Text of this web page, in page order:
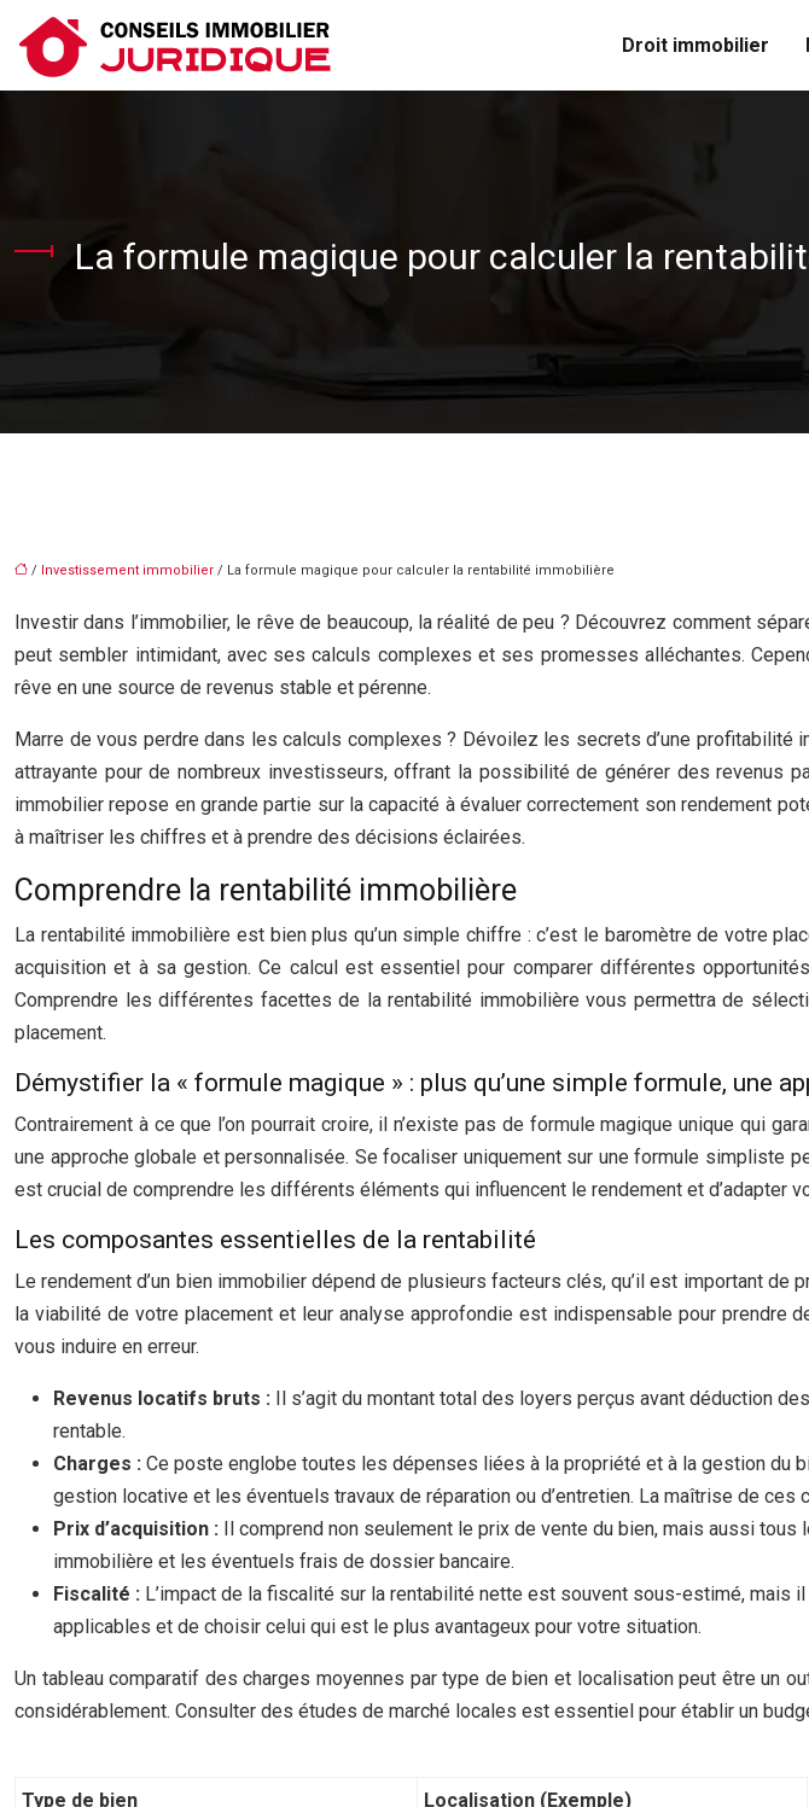
Droit immobilier
La formule magique pour calculer la
/ Investissement immobilier / La formule magique pour calculer la rentabilité immobilière
Investir dans l’immobilier, le rêve de beaucoup, la réalité de peu ? Découvrez comment
peut sembler intimidant, avec ses calculs complexes et ses promesses alléchantes.
rêve en une source de revenus stable et pérenne.
Marre de vous perdre dans les calculs complexes ? Dévoilez les secrets d’une
attrayante pour de nombreux investisseurs, offrant la possibilité de générer des revenus
immobilier repose en grande partie sur la capacité à évaluer correctement son rendement
à maîtriser les chiffres et à prendre des décisions éclairées.
Comprendre la rentabilité immobilière
La rentabilité immobilière est bien plus qu’un simple chiffre : c’est le baromètre de votre
acquisition et à sa gestion. Ce calcul est essentiel pour comparer différentes
Comprendre les différentes facettes de la rentabilité immobilière vous permettra de
placement.
Démystifier la « formule magique » : plus qu’une simple formule, une
Contrairement à ce que l’on pourrait croire, il n’existe pas de formule magique unique qui
une approche globale et personnalisée. Se focaliser uniquement sur une formule simpliste
est crucial de comprendre les différents éléments qui influencent le rendement et d’adapter
Les composantes essentielles de la rentabilité
Le rendement d’un bien immobilier dépend de plusieurs facteurs clés, qu’il est important
la viabilité de votre placement et leur analyse approfondie est indispensable pour
vous induire en erreur.
Revenus locatifs bruts : Il s’agit du montant total des loyers perçus avant déduction
rentable.
Charges : Ce poste englobe toutes les dépenses liées à la propriété et à la gestion
gestion locative et les éventuels travaux de réparation ou d’entretien. La maîtrise de
Prix d’acquisition : Il comprend non seulement le prix de vente du bien, mais aussi
immobilière et les éventuels frais de dossier bancaire.
Fiscalité : L’impact de la fiscalité sur la rentabilité nette est souvent sous-estimé,
applicables et de choisir celui qui est le plus avantageux pour votre situation.
Un tableau comparatif des charges moyennes par type de bien et localisation peut être un
considérablement. Consulter des études de marché locales est essentiel pour établir un
Type de bien Localisation (Exemple)